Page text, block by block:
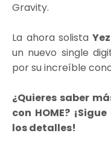
Gravity.
La ahora solista
un nuevo single
por su increíble
¿Quieres saber
con HOME?
los detalles!